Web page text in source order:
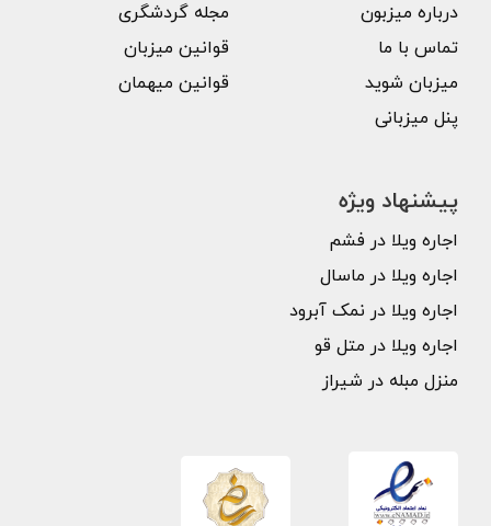
درباره میزبون
تماس با ما
میزبان شوید
پنل میزبانی
مجله گردشگری
قوانین میزبان
قوانین میهمان
پیشنهاد ویژه
اجاره ویلا در فشم
اجاره ویلا در ماسال
اجاره ویلا در نمک آبرود
اجاره ویلا در متل قو
منزل مبله در شیراز